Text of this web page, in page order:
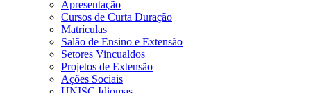
Apresentação
Cursos de Curta Duração
Matrículas
Salão de Ensino e Extensão
Setores Vincualdos
Projetos de Extensão
Ações Sociais